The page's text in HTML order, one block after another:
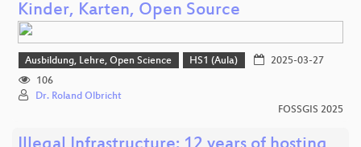
Kinder, Karten, Open Source
Ausbildung, Lehre, Open Science HS1 (Aula)
2025-03-27
106
Dr. Roland Olbricht
FOSSGIS 2025